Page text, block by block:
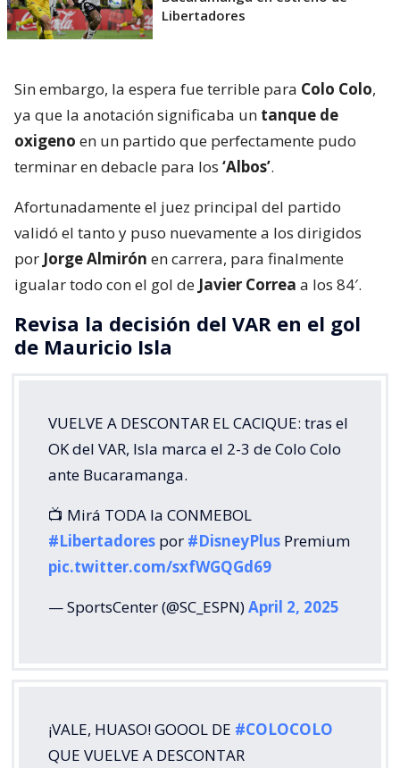
Libertadores
Sin embargo, la espera fue terrible para Colo Colo,
ya que la anotación significaba un tanque de
oxigeno en un partido que perfectamente pudo
terminar en debacle para los ‘Albos’.
Afortunadamente el juez principal del partido
validó el tanto y puso nuevamente a los dirigidos
por Jorge Almirón en carrera, para finalmente
igualar todo con el gol de Javier Correa a los 84′.
Revisa la decisión del VAR en el gol
de Mauricio Isla
VUELVE A DESCONTAR EL CACIQUE: tras el
OK del VAR, Isla marca el 2-3 de Colo Colo
ante Bucaramanga.
📺 Mirá TODA la CONMEBOL
#Libertadores por #DisneyPlus Premium
pic.twitter.com/sxfWGQGd69
— SportsCenter (@SC_ESPN)April 2, 2025
¡VALE, HUASO! GOOOL DE #COLOCOLO
QUE VUELVE A DESCONTAR